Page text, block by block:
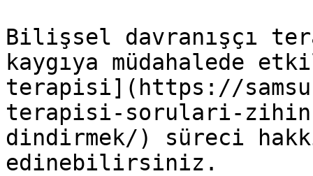
Bilişsel davranışçı
kaygıya müdahalede
terapisi](https://
terapisi-sorulari-
dindirmek/) süreci
edinebilirsiniz.